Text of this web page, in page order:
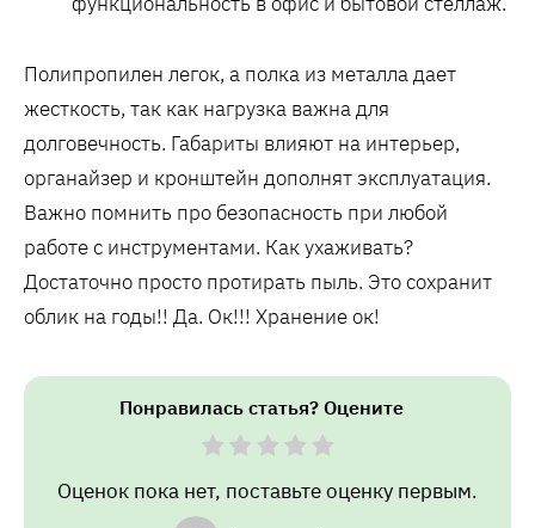
Полипропилен легок, а полка из металла дает
жесткость, так как нагрузка важна для
долговечность. Габариты влияют на интерьер,
органайзер и кронштейн дополнят эксплуатация.
Важно помнить про безопасность при любой
работе с инструментами. Как ухаживать?
Достаточно просто протирать пыль. Это сохранит
облик на годы!! Да. Ок!!! Хранение ок!
Понравилась статья? Оцените
Оценок пока нет, поставьте оценку первым.